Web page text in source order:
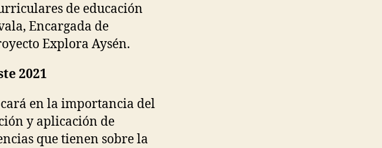
de educación
Encargada de
Explora Aysén.
2021
en la importancia del
y aplicación de
que tienen sobre la